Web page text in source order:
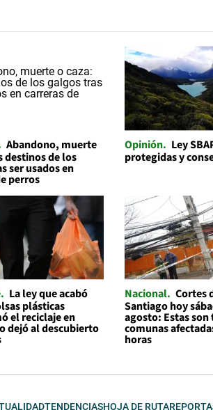
Abandono, muerte
destinos de los
ser usados en
perros
Opinión Ley
protegidas y
La ley que acabó
plásticas
el reciclaje en
dejó al descubierto
Nacional Cortes
Santiago hoy
agosto: Estas son
comunas
horas
TENDENCIASHOJA DE RUTA